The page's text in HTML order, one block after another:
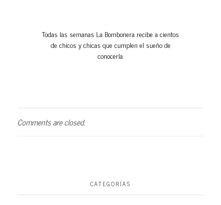
Todas las semanas La Bombonera recibe a cientos
de chicos y chicas que cumplen el sueño de
conocerla.
Comments are closed.
CATEGORÍAS